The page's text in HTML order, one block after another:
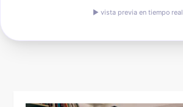
▶ vista previa en tiempo real